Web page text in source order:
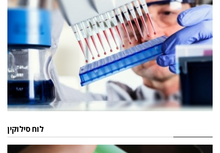
לוח סילוקין